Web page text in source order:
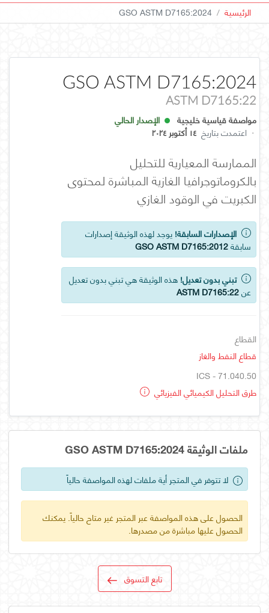
الرئيسية GSO ASTM D7165:2024
GSO ASTM D7165:2024
ASTM D7165:22
مواصفة قياسية خليجية
الإصدار الحالي
· اعتمدت بتاريخ ١٤ أكتوبر ٢٠٢٤
الممارسة المعيارية للتحليل
بالكروماتوجرافيا الغازية المباشرة لمحتوى
الكبريت في الوقود الغازي
الإصدارات السابقة! يوجد لهذه الوثيقة إصدارات
سابقةGSO ASTM D7165:2012
تبني بدون تعديل! هذه الوثيقة هي تبني بدون تعديل
عنASTM D7165:22
القطاع
قطاع النفط والغاز
ICS - 71.040.50
طرق التحليل الكيميائي الفيزيائي
ملفات الوثيقة GSO ASTM D7165:2024
لا تتوفر في المتجر أية ملفات لهذه المواصفة حالياً
الحصول على هذه المواصفة عبر المتجر غير متاح حالياً. يمكنك
الحصول عليها مباشرة من مصدرها.
تابع التسوق